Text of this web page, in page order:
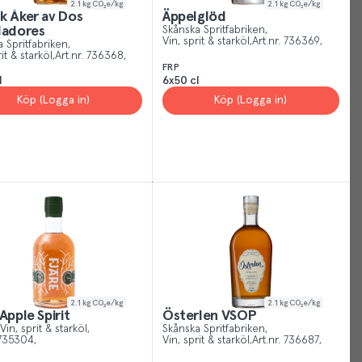
2.1 kg CO₂e/kg
Åker av Dos
Spritfabriken
& starköl Art.nr. 736368
Köp (Logga in)
2.1 kg CO₂e/kg
Äppelglöd
Skånska Spritfabriken
Vin, sprit & starköl Art.nr. 736369
FRP
6x50 cl
Köp (Logga in)
2.1 kg CO₂e/kg
Spirit
Vin, sprit & starköl
2.1 kg CO₂e/kg
Österlen VSOP
Skånska Spritfabriken
Vin, sprit & starköl Art.nr. 736687
Cookies
Just
other
sites,
Our
cookies
give
you
the
best
experience
possible,